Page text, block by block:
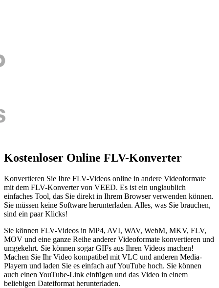
Kostenloser Online FLV-Konverter
Konvertieren Sie Ihre FLV-Videos online in andere Videoformate
mit dem FLV-Konverter von VEED. Es ist ein unglaublich
einfaches Tool, das Sie direkt in Ihrem Browser verwenden können.
Sie müssen keine Software herunterladen. Alles, was Sie brauchen,
sind ein paar Klicks!
Sie können FLV-Videos in MP4, AVI, WAV, WebM, MKV, FLV,
MOV und eine ganze Reihe anderer Videoformate konvertieren und
umgekehrt. Sie können sogar GIFs aus Ihren Videos machen!
Machen Sie Ihr Video kompatibel mit VLC und anderen Media-
Playern und laden Sie es einfach auf YouTube hoch. Sie können
auch einen YouTube-Link einfügen und das Video in einem
beliebigen Dateiformat herunterladen.